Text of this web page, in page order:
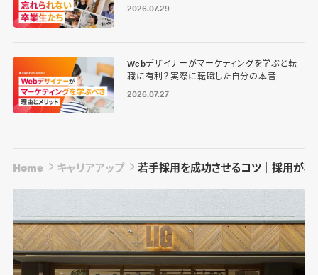
2026.07.29
Webデザイナーがマーケティングを学ぶと転
職に有利？実際に転職した自分の本音
2026.07.27
Home キャリアアップ 若手採用を成功させるコツ｜採用が